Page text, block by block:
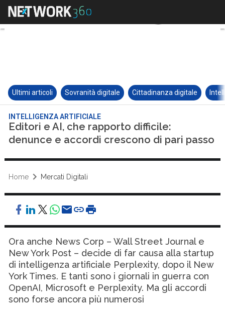
Ultimi articoli Sovranità digitale Cittadinanza digitale
INTELLIGENZA ARTIFICIALE
Editori e AI, che rapporto difficile:
denunce e accordi crescono di pari passo
Home Mercati Digitali
Ora anche News Corp – Wall Street Journal e
New York Post – decide di far causa alla startup
di intelligenza artificiale Perplexity, dopo il New
York Times. E tanti sono i giornali in guerra con
OpenAI, Microsoft e Perplexity. Ma gli accordi
sono forse ancora più numerosi